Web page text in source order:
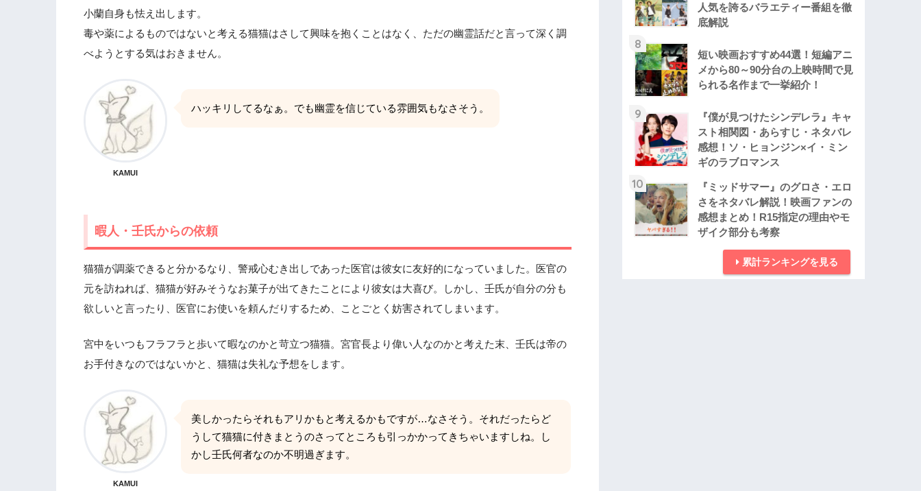
小蘭自身も怯え出します。
毒や薬によるものではないと考える猫猫はさして興味を抱くことはなく、ただの幽霊話だと言って深く調
べようとする気はおきません。
KAMUI
ハッキリしてるなぁ。でも幽霊を信じている雰囲気もなさそう。
暇人・壬氏からの依頼
猫猫が調薬できると分かるなり、警戒心むき出しであった医官は彼女に友好的になっていました。医官の
元を訪ねれば、猫猫が好みそうなお菓子が出てきたことにより彼女は大喜び。しかし、壬氏が自分の分も
欲しいと言ったり、医官にお使いを頼んだりするため、ことごとく妨害されてしまいます。
宮中をいつもフラフラと歩いて暇なのかと苛立つ猫猫。宮官長より偉い人なのかと考えた末、壬氏は帝の
お手付きなのではないかと、猫猫は失礼な予想をします。
KAMUI
美しかったらそれもアリかもと考えるかもですが…なさそう。それだったらど
うして猫猫に付きまとうのさってところも引っかかってきちゃいますしね。し
かし壬氏何者なのか不明過ぎます。
人気を誇るバラエティー番組を徹
底解説
8
短い映画おすすめ44選！短編アニ
メから80～90分台の上映時間で見
られる名作まで一挙紹介！
9
『僕が見つけたシンデレラ』キャ
スト相関図・あらすじ・ネタバレ
感想！ソ・ヒョンジン×イ・ミン
ギのラブロマンス
10
『ミッドサマー』のグロさ・エロ
さをネタバレ解説！映画ファンの
感想まとめ！R15指定の理由やモ
ザイク部分も考察
累計ランキングを見る